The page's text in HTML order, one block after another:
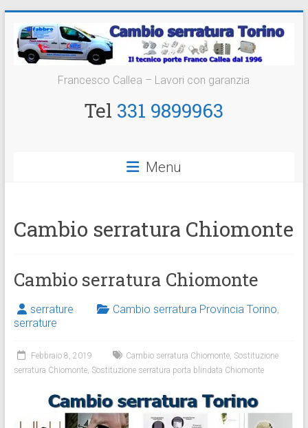
contenuto
Cambio
Serratura
Francesco Callea – Lavori con garanzia
Tel 331 9899963
Menu
Cambio serratura Chiomonte
Cambio serratura Chiomonte
serrature Cambio serratura Provincia Torino,
serrature
Febbraio 8, 2019 Cambio serratura Chiomonte, Sostituzione
serratura Chiomonte, Sostituzione serratura porta blindata Chiomonte